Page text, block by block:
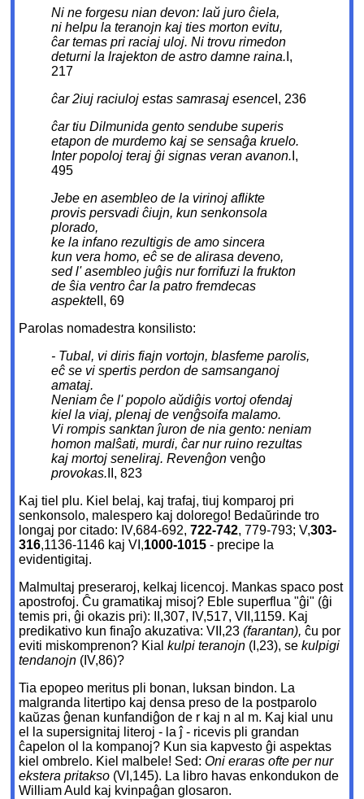
Ni ne forgesu nian devon: laŭ juro ĉiela,
ni helpu la teranojn kaj ties morton evitu,
ĉar temas pri raciaj uloj. Ni trovu rimedon
deturni la lrajekton de astro damne raina. I,
217
ĉar 2iuj raciuloj estas samrasaj esence I, 236
ĉar tiu Dilmunida gento sendube superis
etapon de murdemo kaj se sensaĝa kruelo.
Inter popoloj teraj ĝi signas veran avanon. I,
495
Jebe en asembleo de la virinoj aflikte
provis persvadi ĉiujn, kun senkonsola
plorado,
ke la infano rezultigis de amo sincera
kun vera homo, eĉ se de alirasa deveno,
sed l' asembleo juĝis nur forrifuzi la frukton
de ŝia ventro ĉar la patro fremdecas
aspekte II, 69
Parolas nomadestra konsilisto:
- Tubal, vi diris fiajn vortojn, blasfeme parolis,
eĉ se vi spertis perdon de samsanganoj
amataj.
Neniam ĉe l' popolo aŭdiĝis vortoj ofendaj
kiel la viaj, plenaj de venĝsoifa malamo.
Vi rompis sanktan ĵuron de nia gento: neniam
homon malŝati, murdi, ĉar nur ruino rezultas
kaj mortoj seneliraj. Revenĝonvenĝo
provokas. II, 823
Kaj tiel plu. Kiel belaj, kaj trafaj, tiuj komparoj pri
senkonsolo, malespero kaj dolorego! Bedaŭrinde tro
longaj por citado: IV,684-692,722-742, 779-793; V,303-
316,1136-1146 kaj VI,1000-1015 - precipe la
evidentigitaj.
Malmultaj preseraroj, kelkaj licencoj. Mankas spaco post
apostrofoj. Ĉu gramatikaj misoj? Eble superflua "ĝi" (ĝi
temis pri, ĝi okazis pri): II,307, IV,517, VII,1159. Kaj
predikativo kun finaĵo akuzativa: VII,23(farantan),ĉu por
eviti miskomprenon? Kialkulpi teranojn (I,23), sekulpigi
tendanojn (IV,86)?
Tia epopeo meritus pli bonan, luksan bindon. La
malgranda litertipo kaj densa preso de la postparolo
kaŭzas ĝenan kunfandiĝon de r kaj n al m. Kaj kial unu
el la supersignitaj literoj - la ĵ - ricevis pli grandan
ĉapelon ol la kompanoj? Kun sia kapvesto ĝi aspektas
kiel ombrelo. Kiel malbele! Sed:Oni eraras ofte per nur
ekstera pritakso (VI,145). La libro havas enkondukon de
William Auld kaj kvinpaĝan glosaron.